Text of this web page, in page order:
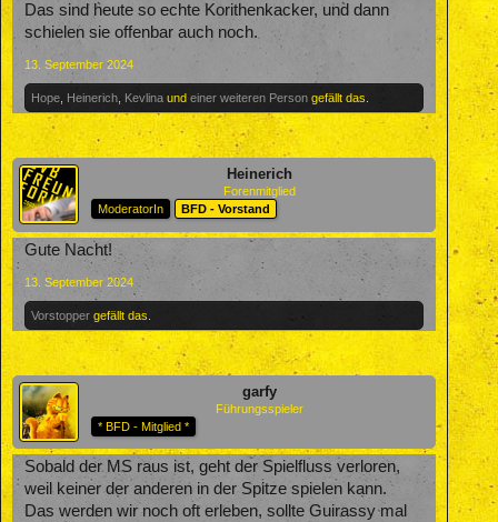
Das sind heute so echte Korithenkacker, und dann
schielen sie offenbar auch noch.
13. September 2024
Hope Heinerich Kevlina und einer weiteren Person gefällt das.
Heinerich
Forenmitglied
ModeratorIn
BFD - Vorstand
Gute Nacht!
13. September 2024
Vorstopper gefällt das.
garfy
Führungsspieler
* BFD - Mitglied *
Sobald der MS raus ist, geht der Spielfluss verloren,
weil keiner der anderen in der Spitze spielen kann.
Das werden wir noch oft erleben, sollte Guirassy mal